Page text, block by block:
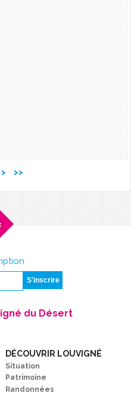
> >>
du Désert
DÉCOUVRIR LOUVIGNÉ
Situation
Patrimoine
Randonnées